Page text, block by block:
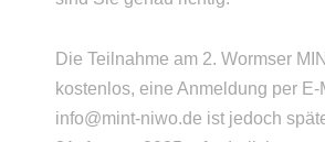
Die Teilnahme am 2. Wormser
kostenlos, eine Anmeldung per E-
info@mint-niwo.de ist jedoch